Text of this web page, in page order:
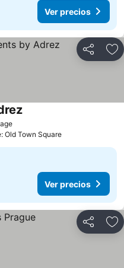
Ver precios
Compartir
Old Town Square
Ver precios
Compartir